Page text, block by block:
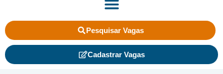
Pesquisar Vagas
Cadastrar Vagas